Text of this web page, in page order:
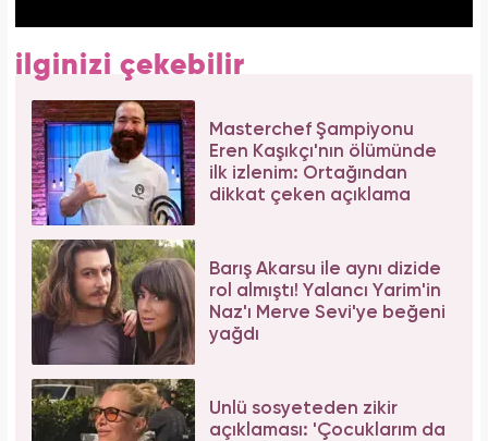
ilginizi çekebilir
Masterchef Şampiyonu
Eren Kaşıkçı'nın ölümünde
ilk izlenim: Ortağından
dikkat çeken açıklama
Barış Akarsu ile aynı dizide
rol almıştı! Yalancı Yarim'in
Naz'ı Merve Sevi'ye beğeni
yağdı
Ünlü sosyeteden zikir
açıklaması: 'Çocuklarım da